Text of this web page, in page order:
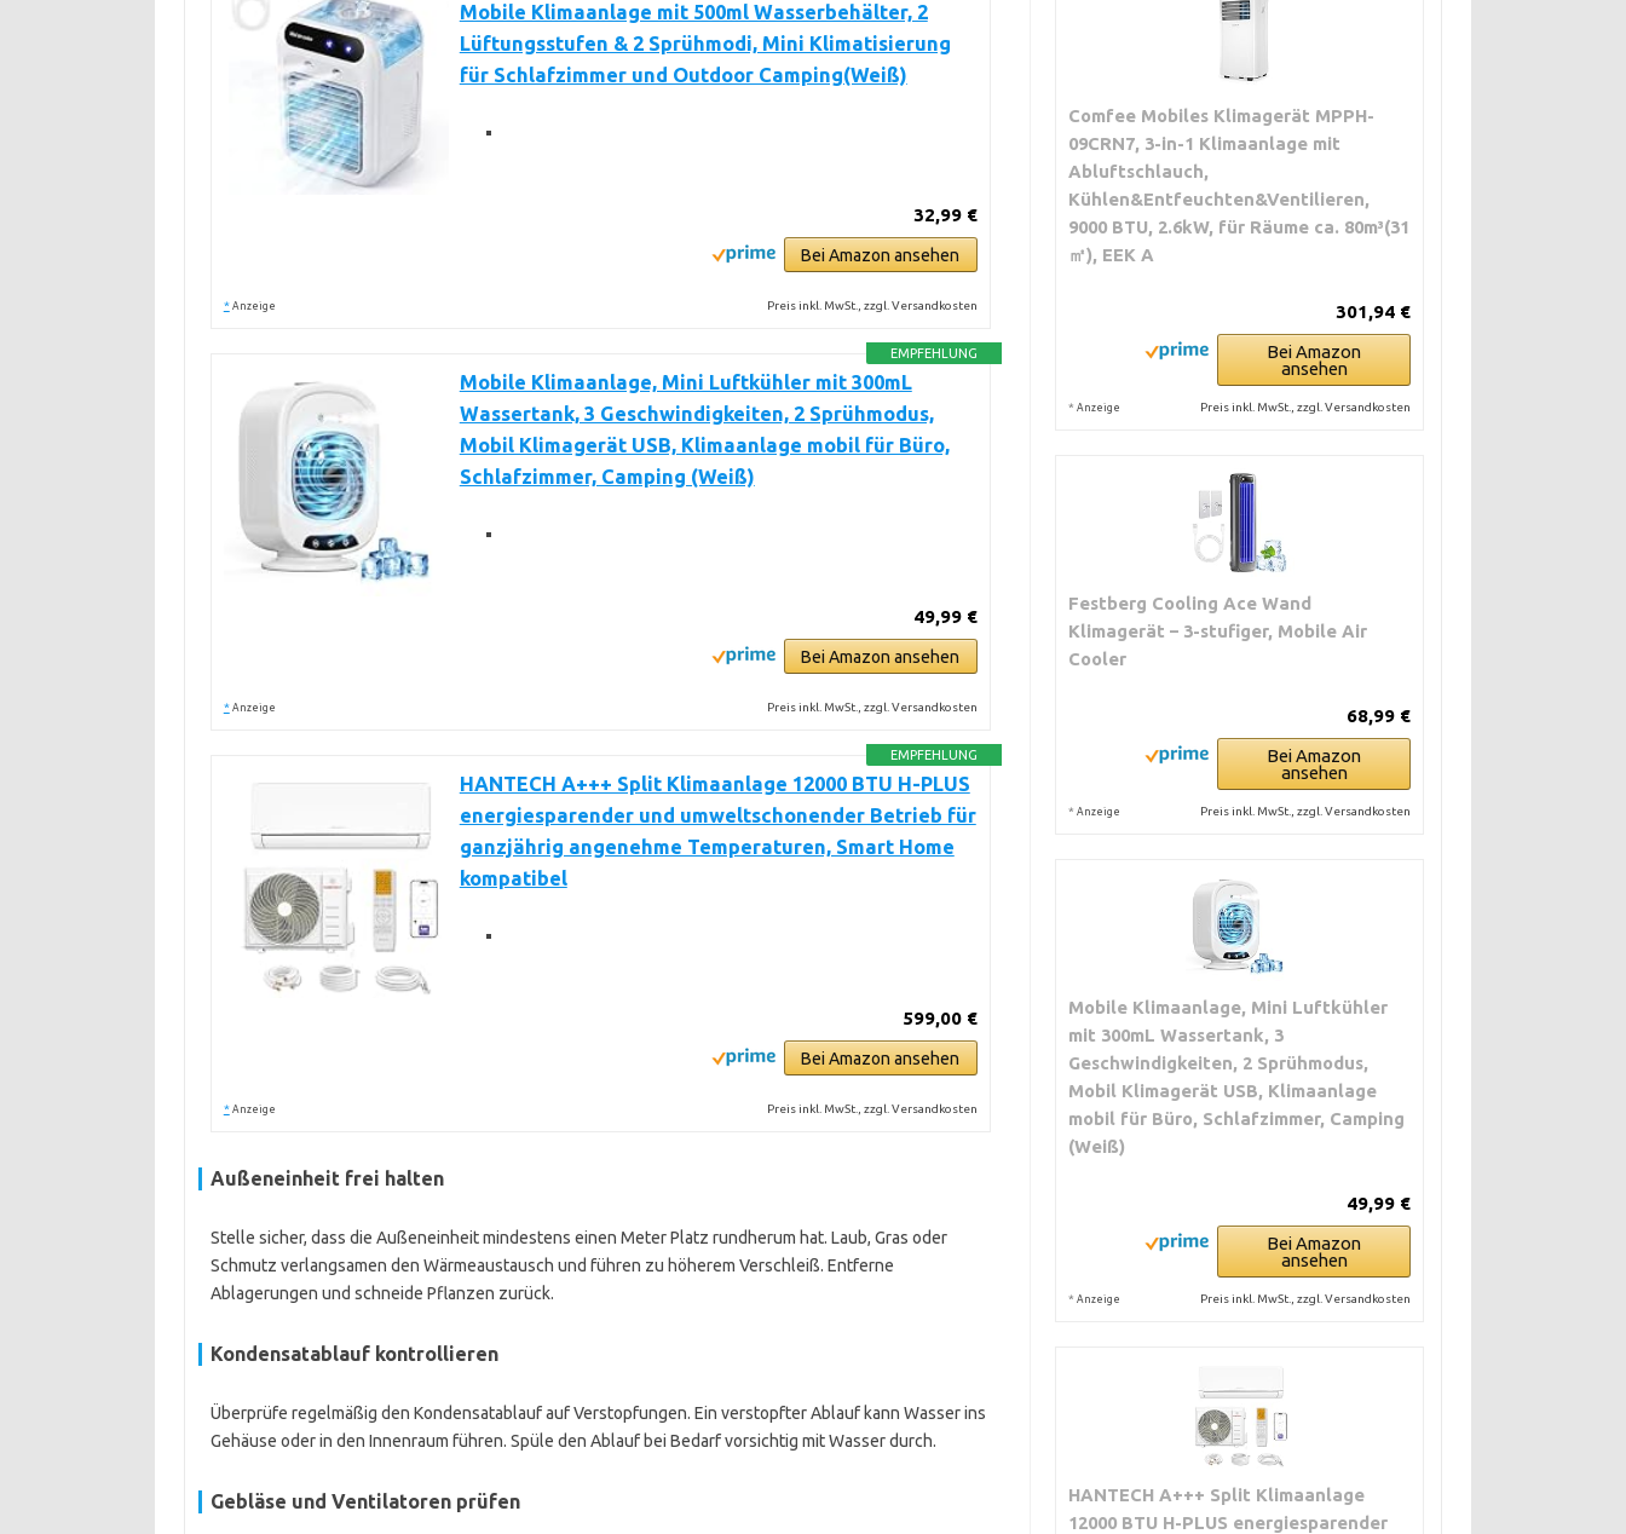
Mobile Klimaanlage mit 500ml Wasserbehälter, 2
Lüftungsstufen & 2 Sprühmodi, Mini Klimatisierung
für Schlafzimmer und Outdoor Camping(Weiß)
32,99 €
Bei Amazon ansehen
* Anzeige Preis inkl. MwSt., zzgl. Versandkosten
EMPFEHLUNG
Mobile Klimaanlage, Mini Luftkühler mit 300mL
Wassertank, 3 Geschwindigkeiten, 2 Sprühmodus,
Mobil Klimagerät USB, Klimaanlage mobil für Büro,
Schlafzimmer, Camping (Weiß)
49,99 €
Bei Amazon ansehen
* Anzeige Preis inkl. MwSt., zzgl. Versandkosten
EMPFEHLUNG
HANTECH A+++ Split Klimaanlage 12000 BTU H-PLUS
energiesparender und umweltschonender Betrieb für
ganzjährig angenehme Temperaturen, Smart Home
kompatibel
599,00 €
Bei Amazon ansehen
* Anzeige Preis inkl. MwSt., zzgl. Versandkosten
Außeneinheit frei halten
Stelle sicher, dass die Außeneinheit mindestens einen Meter Platz rundherum hat. Laub, Gras oder
Schmutz verlangsamen den Wärmeaustausch und führen zu höherem Verschleiß. Entferne
Ablagerungen und schneide Pflanzen zurück.
Kondensatablauf kontrollieren
Überprüfe regelmäßig den Kondensatablauf auf Verstopfungen. Ein verstopfter Ablauf kann Wasser ins
Gehäuse oder in den Innenraum führen. Spüle den Ablauf bei Bedarf vorsichtig mit Wasser durch.
Gebläse und Ventilatoren prüfen
Comfee Mobiles Klimagerät MPPH-
09CRN7, 3-in-1 Klimaanlage mit
Abluftschlauch,
Kühlen&Entfeuchten&Ventilieren,
9000 BTU, 2.6kW, für Räume ca. 80m³(31
㎡), EEK A
301,94 €
Bei Amazon
ansehen
* Anzeige Preis inkl. MwSt., zzgl. Versandkosten
Festberg Cooling Ace Wand
Klimagerät – 3-stufiger, Mobile Air
Cooler
68,99 €
Bei Amazon
ansehen
* Anzeige Preis inkl. MwSt., zzgl. Versandkosten
Mobile Klimaanlage, Mini Luftkühler
mit 300mL Wassertank, 3
Geschwindigkeiten, 2 Sprühmodus,
Mobil Klimagerät USB, Klimaanlage
mobil für Büro, Schlafzimmer, Camping
(Weiß)
49,99 €
Bei Amazon
ansehen
* Anzeige Preis inkl. MwSt., zzgl. Versandkosten
HANTECH A+++ Split Klimaanlage
12000 BTU H-PLUS energiesparender